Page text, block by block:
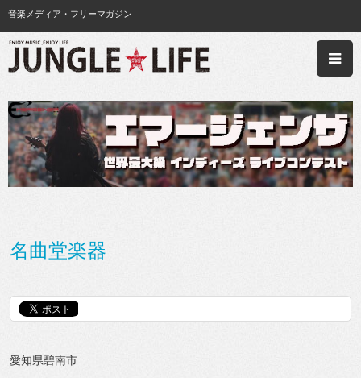
音楽メディア・フリーマガジン
名曲堂楽器
愛知県碧南市